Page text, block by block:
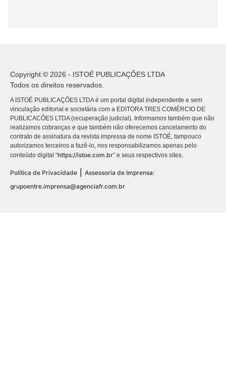
Copyright © 2026 - ISTOÉ PUBLICAÇÕES LTDA
Todos os direitos reservados.
A ISTOÉ PUBLICAÇÕES LTDA é um portal digital independente e sem
vinculação editorial e societária com a EDITORA TRES COMÉRCIO DE
PUBLICACÕES LTDA (recuperação judicial). Informamos também que não
realizamos cobranças e que também não oferecemos cancelamento do
contrato de assinatura da revista impressa de nome ISTOÉ, tampouco
autorizamos terceiros a fazê-lo, nos responsabilizamos apenas pelo
conteúdo digital “https://istoe.com.br” e seus respectivos sites.
Política de Privacidade
Assessoria de Imprensa:
grupoentre.imprensa@agenciafr.com.br